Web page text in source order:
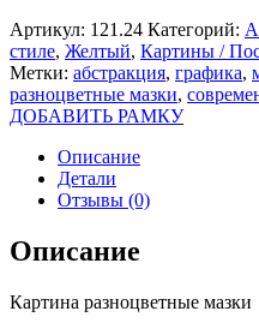
Артикул: 121.24 Категорий:
стиле, Желтый, Картины /
Метки: абстракция, графика,
разноцветные мазки,
ДОБАВИТЬ РАМКУ
Описание
Детали
Отзывы (0)
Описание
Картина разноцветные мазки